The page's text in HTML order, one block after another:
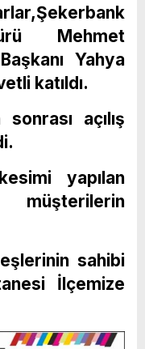
Mehmet
Yahya
katıldı.
açılış
yapılan
müşterilerin
sahibi
İlçemize